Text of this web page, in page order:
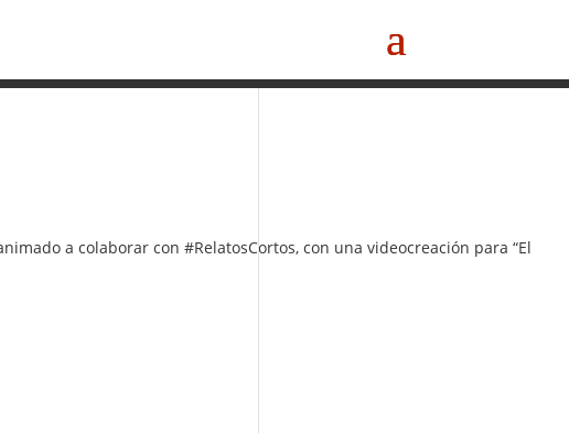
a colaborar con #RelatosCortos, con una videocreación para “El